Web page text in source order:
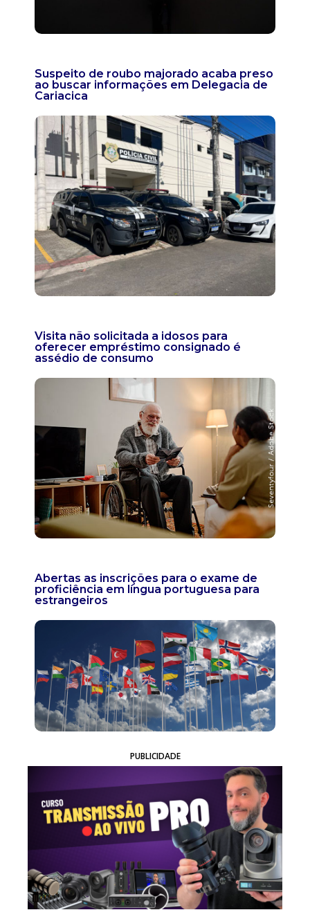
Suspeito de roubo majorado acaba preso
ao buscar informações em Delegacia de
Cariacica
Visita não solicitada a idosos para
oferecer empréstimo consignado é
assédio de consumo
Abertas as inscrições para o exame de
proficiência em língua portuguesa para
estrangeiros
PUBLICIDADE